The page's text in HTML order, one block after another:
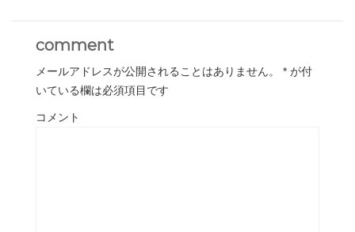
comment
メールアドレスが公開されることはありません。 * が付
いている欄は必須項目です
コメント